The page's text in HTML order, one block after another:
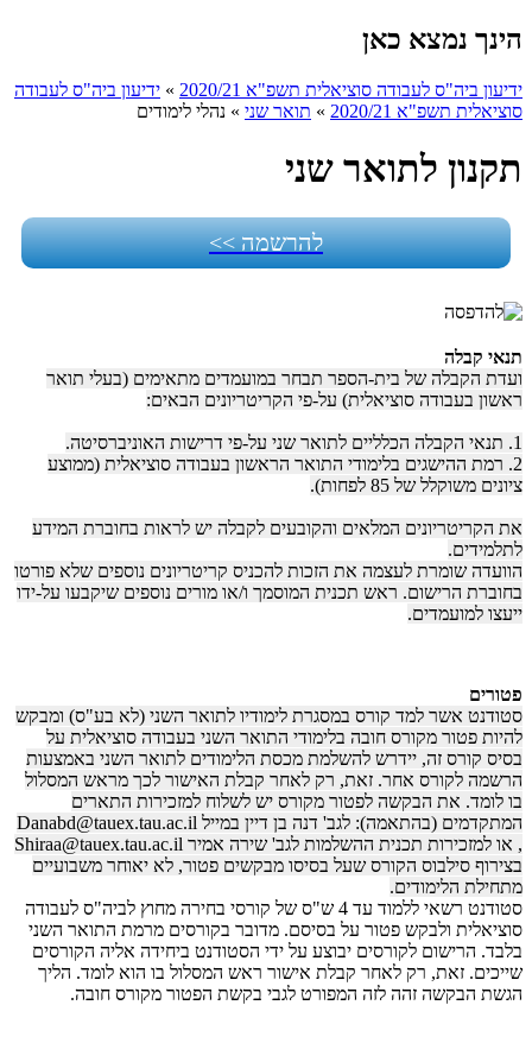
הינך נמצא כאן
ידיעון ביה"ס לעבודה סוציאלית תשפ"א 2020/21 » ידיעון ביה"ס לעבודה
סוציאלית תשפ"א 2020/21
» תואר שני » נהלי לימודים
תקנון לתואר שני
להרשמה >>
תנאי קבלה
ועדת הקבלה של בית-הספר תבחר במועמדים מתאימים (בעלי תואר
ראשון בעבודה סוציאלית) על-פי הקריטריונים הבאים:
1. תנאי הקבלה הכלליים לתואר שני על-פי דרישות האוניברסיטה.
2. רמת ההישגים בלימודי התואר הראשון בעבודה סוציאלית (ממוצע
ציונים משוקלל של 85 לפחות).
את הקריטריונים המלאים והקובעים לקבלה יש לראות בחוברת המידע
לתלמידים.
הוועדה שומרת לעצמה את הזכות להכניס קריטריונים נוספים שלא פורטו
בחוברת הרישום. ראש תכנית המוסמך ו/או מורים נוספים שיקבעו על-ידו
ייעצו למועמדים.
פטורים
סטודנט אשר למד קורס במסגרת לימודיו לתואר השני (לא בע"ס) ומבקש
להיות פטור מקורס חובה בלימודי התואר השני בעבודה סוציאלית על
בסיס קורס זה, יידרש להשלמת מכסת הלימודים לתואר השני באמצעות
הרשמה לקורס אחר. זאת, רק לאחר קבלת האישור לכך מראש המסלול
בו לומד. את הבקשה לפטור מקורס יש לשלוח למזכירות התארים
המתקדמים (בהתאמה): לגב' דנה בן דיין במייל Danabd@tauex.tau.ac.il
, או למזכירות תכנית ההשלמות לגב' שירה אמיר Shiraa@tauex.tau.ac.il
בצירוף סילבוס הקורס שעל בסיסו מבקשים פטור, לא יאוחר משבועיים
מתחילת הלימודים.
סטודנט רשאי ללמוד עד 4 ש"ס של קורסי בחירה מחוץ לביה"ס לעבודה
סוציאלית ולבקש פטור על בסיסם. מדובר בקורסים מרמת התואר השני
בלבד. הרישום לקורסים יבוצע על ידי הסטודנט ביחידה אליה הקורסים
שייכים. זאת, רק לאחר קבלת אישור ראש המסלול בו הוא לומד. הליך
הגשת הבקשה זהה לזה המפורט לגבי בקשת הפטור מקורס חובה.